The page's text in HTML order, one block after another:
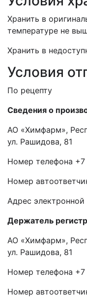
Хранить в
температуре не
Хранить в
Условия
По рецепту
Сведения о
АО «Химфарм»,
ул. Рашидова, 81
Номер телефона +7
Номер
Адрес
Держатель
АО «Химфарм»,
ул. Рашидова, 81
Номер телефона +7
Номер